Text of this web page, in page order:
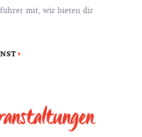
mit, wir bieten dir